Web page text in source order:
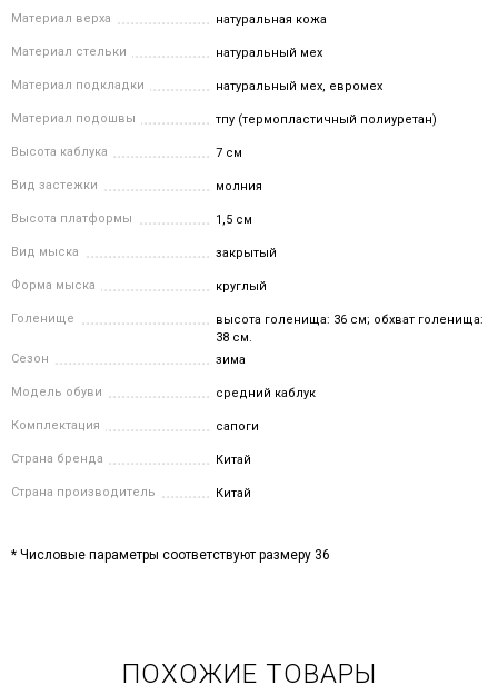
Материал верха натуральная кожа
Материал стельки натуральный мех
Материал подкладки натуральный мех, евромех
Материал подошвы тпу (термопластичный полиуретан)
Высота каблука 7 см
Вид застежки молния
Высота платформы 1,5 см
Вид мыска закрытый
Форма мыска круглый
Голенище
высота голенища: 36 см; обхват голенища:
38 см.
Сезон
зима
Модель обуви средний каблук
Комплектация сапоги
Страна бренда Китай
Страна производитель Китай
* Числовые параметры соответствуют размеру 36
ПОХОЖИЕ ТОВАРЫ